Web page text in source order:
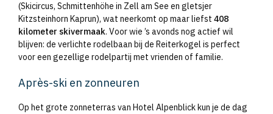
(Skicircus, Schmittenhöhe in Zell am See en gletsjer
Kitzsteinhorn Kaprun), wat neerkomt op maar liefst 408
kilometer skivermaak. Voor wie ’s avonds nog actief wil
blijven: de verlichte rodelbaan bij de Reiterkogel is perfect
voor een gezellige rodelpartij met vrienden of familie.
Après-ski en zonneuren
Op het grote zonneterras van Hotel Alpenblick kun je de dag